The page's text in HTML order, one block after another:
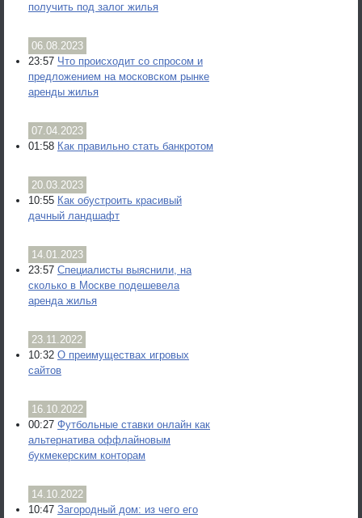
получить под залог жилья
06.08.2023
23:57 Что происходит со спросом и
предложением на московском рынке
аренды жилья
07.04.2023
01:58 Как правильно стать банкротом
20.03.2023
10:55 Как обустроить красивый
дачный ландшафт
14.01.2023
23:57 Специалисты выяснили, на
сколько в Москве подешевела
аренда жилья
23.11.2022
10:32 О преимуществах игровых
сайтов
16.10.2022
00:27 Футбольные ставки онлайн как
альтернатива оффлайновым
букмекерским конторам
14.10.2022
10:47 Загородный дом: из чего его